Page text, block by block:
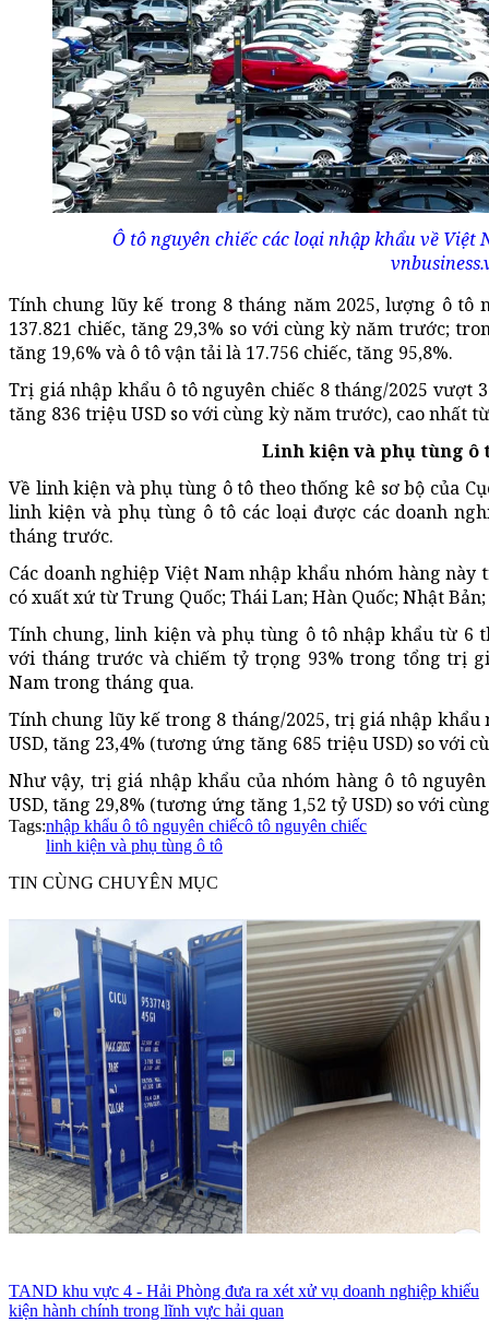
Ô tô nguyên chiếc các loại nhập khẩu về Việt
Tính chung lũy kế trong 8 tháng năm 2025, lượng ô tô
137.821 chiếc, tăng 29,3% so với cùng kỳ năm trước;
tăng 19,6% và ô tô vận tải là 17.756 chiếc, tăng 95,8%.
Trị giá nhập khẩu ô tô nguyên chiếc 8 tháng/2025 vượt
tăng 836 triệu USD so với cùng kỳ năm trước), cao nhất
Linh kiện và phụ tùng ô
Về linh kiện và phụ tùng ô tô theo thống kê sơ bộ của
linh kiện và phụ tùng ô tô các loại được các doanh
tháng trước.
Các doanh nghiệp Việt Nam nhập khẩu nhóm hàng
có xuất xứ từ Trung Quốc; Thái Lan; Hàn Quốc; Nhật
Tính chung, linh kiện và phụ tùng ô tô nhập khẩu từ 6
với tháng trước và chiếm tỷ trọng 93% trong tổng trị
Nam trong tháng qua.
Tính chung lũy kế trong 8 tháng/2025, trị giá nhập
USD, tăng 23,4% (tương ứng tăng 685 triệu USD) so với
Như vậy, trị giá nhập khẩu của nhóm hàng ô tô
USD, tăng 29,8% (tương ứng tăng 1,52 tỷ USD) so với
Tags:nhập khẩu ô tô nguyên chiếcô tô nguyên chiếc
linh kiện và phụ tùng ô tô
TIN CÙNG CHUYÊN MỤC
TAND khu vực 4 - Hải Phòng đưa ra xét xử vụ doanh nghiệp khiếu
kiện hành chính trong lĩnh vực hải quan